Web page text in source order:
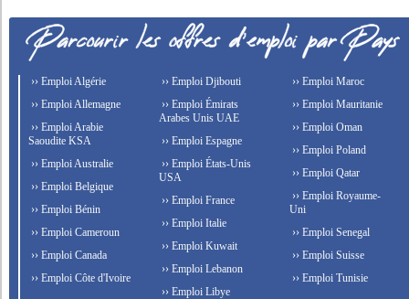
›› Emploi Algérie
›› Emploi Allemagne
›› Emploi Arabie
Saoudite KSA
›› Emploi Australie
›› Emploi Belgique
›› Emploi Bénin
›› Emploi Cameroun
›› Emploi Canada
›› Emploi Côte d'Ivoire
›› Emploi Djibouti
›› Emploi Émirats
Arabes Unis UAE
›› Emploi Espagne
›› Emploi États-Unis
USA
›› Emploi France
›› Emploi Italie
›› Emploi Kuwait
›› Emploi Lebanon
›› Emploi Libye
›› Emploi Maroc
›› Emploi Mauritanie
›› Emploi Oman
›› Emploi Poland
›› Emploi Qatar
›› Emploi Royaume-
Uni
›› Emploi Senegal
›› Emploi Suisse
›› Emploi Tunisie